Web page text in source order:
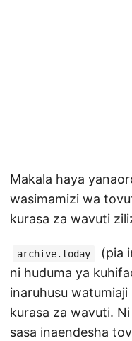
Makala haya
wasimamizi wa
kurasa za wavuti
archive.today (pia
ni huduma ya
inaruhusu
kurasa za wavuti.
sasa inaendesha